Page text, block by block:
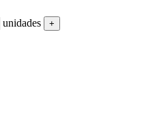
unidades +